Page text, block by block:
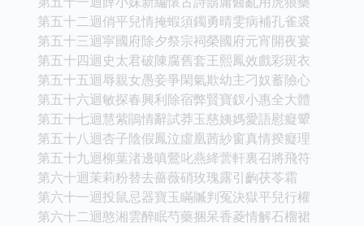
第五十二迴俏平兒情掩蝦須鐲勇晴雯病補孔雀裘
第五十三迴寜國府除夕祭宗祠榮國府元宵開夜宴
第五十四迴史太君破陳腐舊套王熙鳳效戲彩斑衣
第五十五迴辱親女愚妾爭閑氣欺幼主刁奴蓄險心
第五十六迴敏探春興利除宿弊賢寶釵小惠全大體
第五十七迴慧紫鵑情辭試莽玉慈姨媽愛語慰癡顰
第五十八迴杏子陰假鳳泣虛凰茜紗窗真情揆癡理
第五十九迴柳葉渚邊嗔鶯叱燕絳蕓軒裏召將飛符
第六十迴茉莉粉替去薔薇硝玫瑰露引齣茯苓霜
第六十一迴投鼠忌器寶玉瞞贓判冤決獄平兒行權
第六十二迴憨湘雲醉眠芍藥捆呆香菱情解石榴裙